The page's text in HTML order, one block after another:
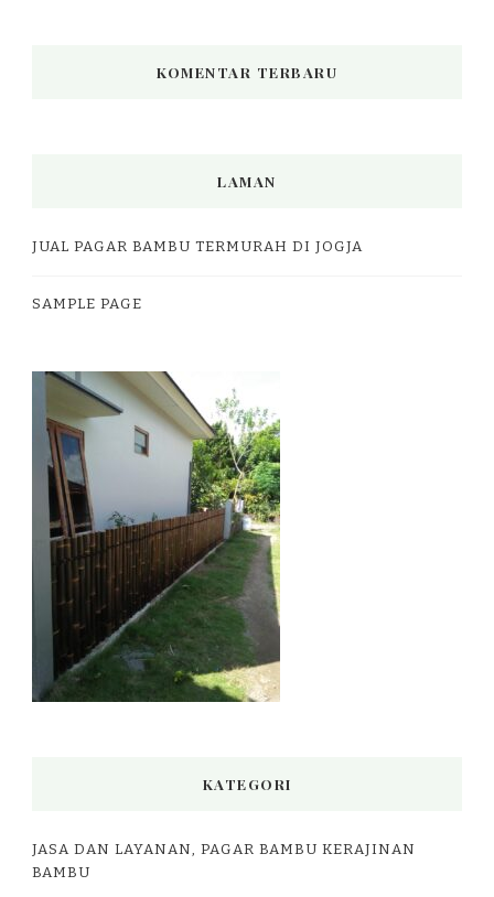
KOMENTAR TERBARU
LAMAN
JUAL PAGAR BAMBU TERMURAH DI JOGJA
SAMPLE PAGE
KATEGORI
JASA DAN LAYANAN, PAGAR BAMBU KERAJINAN
BAMBU